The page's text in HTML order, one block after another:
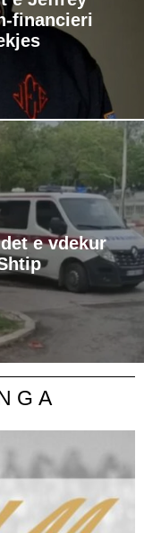
financieri
e vdekur